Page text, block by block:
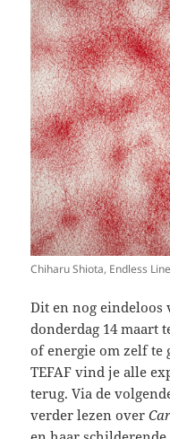
Chiharu Shiota, Endless
Dit en nog eindeloos
donderdag 14 maart
of energie om zelf te
TEFAF vind je alle
terug. Via de
verder lezen over